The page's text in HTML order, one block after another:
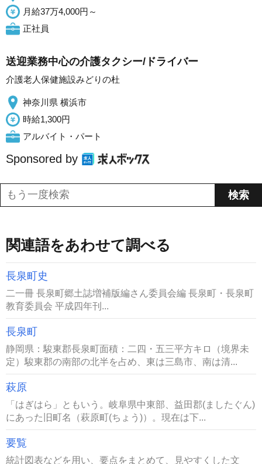
月給37万4,000円～
正社員
送迎業務中心の介護タクシー/ドライバー
介護老人保健施設みどりの杜
神奈川県 横浜市
時給1,300円
アルバイト・パート
Sponsored by
関連語をあわせて調べる
長泉町史
二一冊 長泉町郷土誌増補版編さん委員会編 長泉町・長泉町
教育委員会 平成四年刊...
長泉町
静岡県：駿東郡長泉町面積：二四・五三平方キロ（境界未
定）駿東郡の南部の北半を占め、東は三島市、南は清...
萩原
「はぎはら」ともいう。岐阜県中東部、益田郡(ましたぐん)
にあった旧町名（萩原町(ちょう)）。現在は下...
要覧
統計図表などを用い、要点をまとめて、見やすくした文